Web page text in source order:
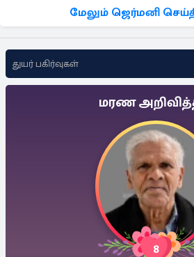
மேலும் ஜெர்மனி
துயர் பகிர்வுகள்
மரண
8